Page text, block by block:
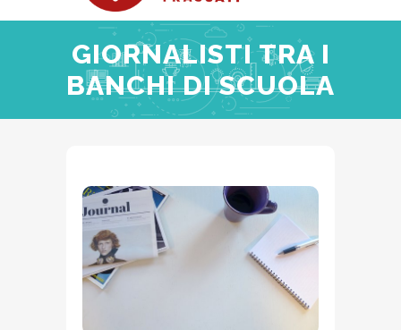
GIORNALISTI TRA I
BANCHI DI SCUOLA